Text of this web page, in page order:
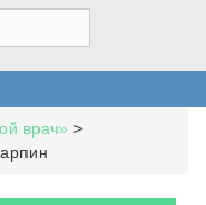
врач» >